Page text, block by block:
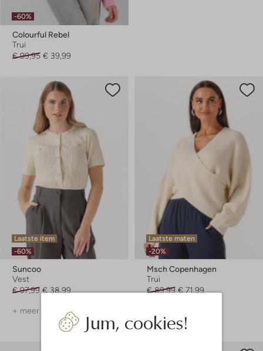
Jum, cookies!
-60%
Colourful Rebel
Trui
€ 99,95 € 39,99
Laatste item
-60%
Suncoo
Vest
€ 97,99 € 38,99
+ meer kleuren
Laatste maten
-20%
Msch Copenhagen
Trui
€ 89,99 € 71,99